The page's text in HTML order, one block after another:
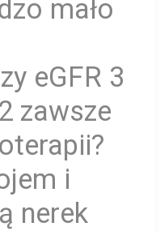
mało
eGFR 3
zawsze
i
nerek